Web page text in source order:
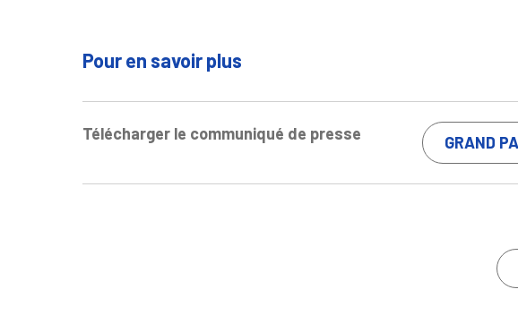
Pour en savoir plus
Télécharger le communiqué de presse GRAND